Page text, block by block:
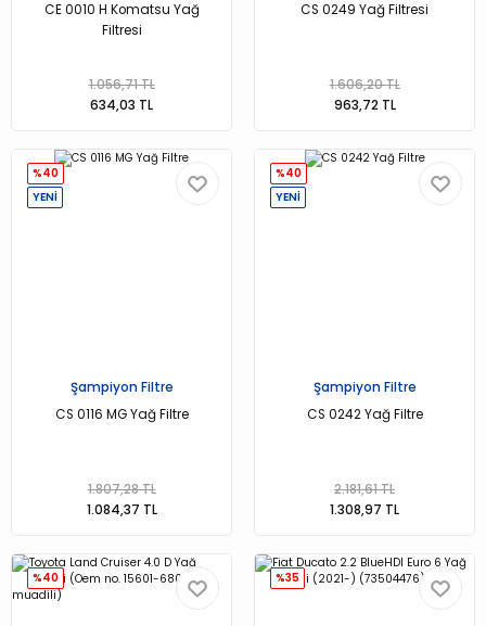
CE 0010 H Komatsu Yağ
Filtresi
1.056,71 TL
634,03 TL
CS 0249 Yağ Filtresi
1.606,20 TL
963,72 TL
%40
YENİ
Şampiyon Filtre
CS 0116 MG Yağ Filtre
1.807,28 TL
1.084,37 TL
%40
YENİ
Şampiyon Filtre
CS 0242 Yağ Filtre
2.181,61 TL
1.308,97 TL
%40 %35